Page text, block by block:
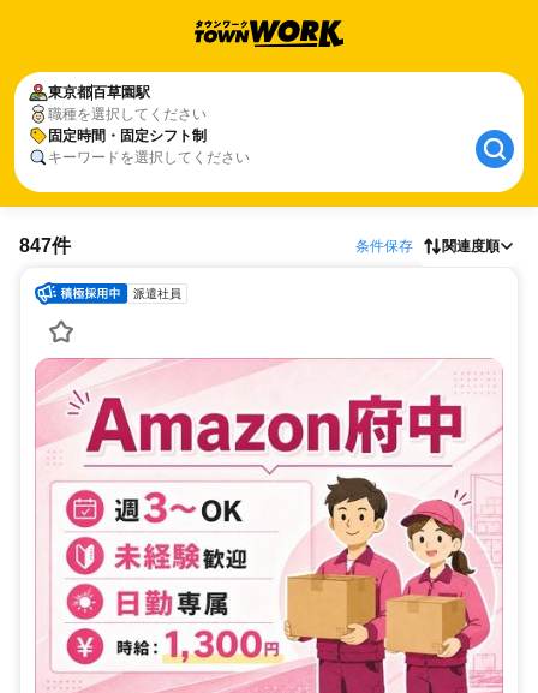
東京都百草園駅
職種を選択してください
固定時間・固定シフト制
キーワードを選択してください
847件 条件保存 関連度順
派遣社員